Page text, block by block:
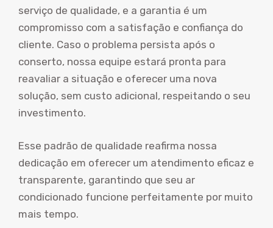
serviço de qualidade, e a garantia é um
compromisso com a satisfação e confiança do
cliente. Caso o problema persista após o
conserto, nossa equipe estará pronta para
reavaliar a situação e oferecer uma nova
solução, sem custo adicional, respeitando o seu
investimento.
Esse padrão de qualidade reafirma nossa
dedicação em oferecer um atendimento eficaz e
transparente, garantindo que seu ar
condicionado funcione perfeitamente por muito
mais tempo.